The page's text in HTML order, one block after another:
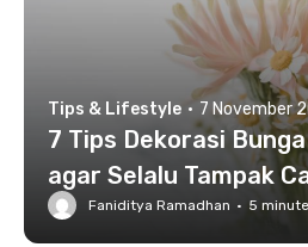
Tips & Lifestyle · 7 November
7 Tips Dekorasi
agar Selalu Tampak
Faniditya Ramadhan · 5